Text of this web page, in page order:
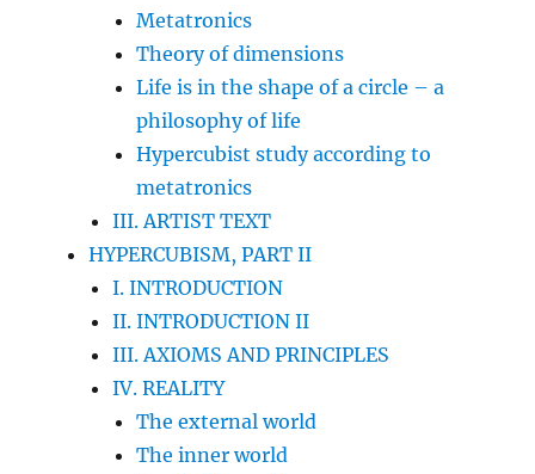
Metatronics
Theory of dimensions
Life is in the shape of a circle – a
philosophy of life
Hypercubist study according to
metatronics
III. ARTIST TEXT
HYPERCUBISM, PART II
I. INTRODUCTION
II. INTRODUCTION II
III. AXIOMS AND PRINCIPLES
IV. REALITY
The external world
The inner world